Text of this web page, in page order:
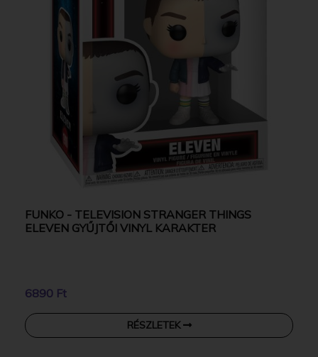
FUNKO - TELEVISION STRANGER THINGS
ELEVEN GYŰJTŐI VINYL KARAKTER
6890 Ft
RÉSZLETEK